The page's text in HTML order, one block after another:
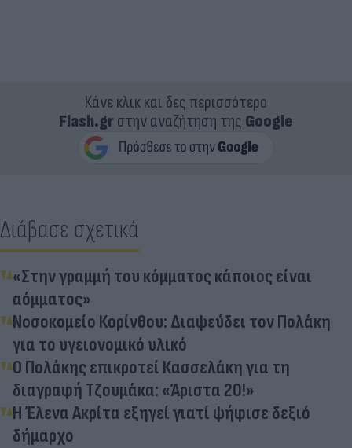
Κάνε κλικ και δες περισσότερο
Flash.grστην αναζήτηση της Google
Διάβασε σχετικά
«Στην γραμμή του κόμματος κάποιος είναι
αόμματος»
Νοσοκομείο Κορίνθου: Διαψεύδει τον Πολάκη
για το υγειονομικό υλικό
Ο Πολάκης επικροτεί Κασσελάκη για τη
διαγραφή Τζουμάκα: «Άριστα 20!»
Η Έλενα Ακρίτα εξηγεί γιατί ψήφισε δεξιό
δήμαρχο